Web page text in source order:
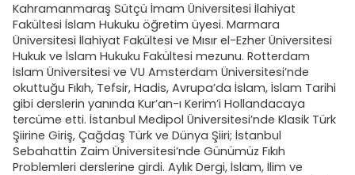
Kahramanmaraş Sütçü İmam Üniversitesi İlahiyat
Fakültesi İslam Hukuku öğretim üyesi. Marmara
Üniversitesi İlahiyat Fakültesi ve Mısır el-Ezher Üniversitesi
Hukuk ve İslam Hukuku Fakültesi mezunu. Rotterdam
İslam Üniversitesi ve VU Amsterdam Üniversitesi’nde
okuttuğu Fıkıh, Tefsir, Hadis, Avrupa’da İslam, İslam Tarihi
gibi derslerin yanında Kur’an-ı Kerim’i Hollandacaya
tercüme etti. İstanbul Medipol Üniversitesi’nde Klasik Türk
Şiirine Giriş, Çağdaş Türk ve Dünya Şiiri; İstanbul
Sebahattin Zaim Üniversitesi’nde Günümüz Fıkıh
Problemleri derslerine girdi. Aylık Dergi, İslam, İlim ve